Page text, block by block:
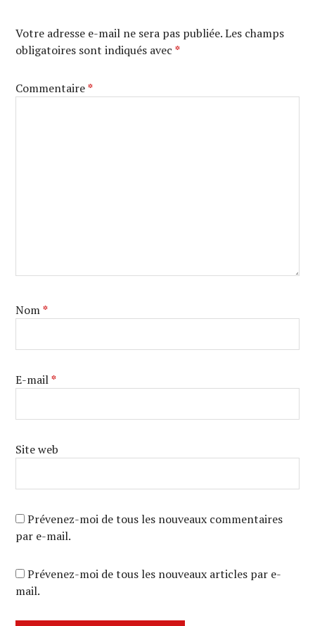
Votre adresse e-mail ne sera pas publiée. Les champs
obligatoires sont indiqués avec*
Commentaire*
Nom*
E-mail*
Site web
Prévenez-moi de tous les nouveaux commentaires
par e-mail.
Prévenez-moi de tous les nouveaux articles par e-
mail.